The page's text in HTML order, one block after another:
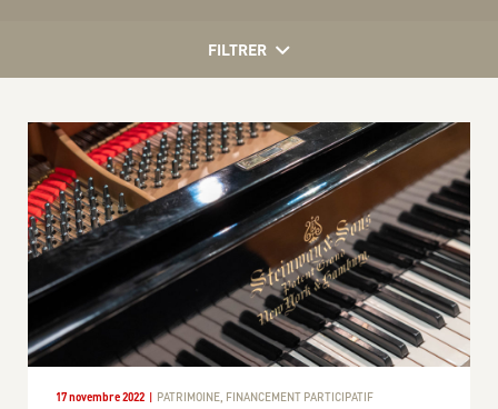
FILTRER
17 novembre 2022 PATRIMOINE FINANCEMENT PARTICIPATIF